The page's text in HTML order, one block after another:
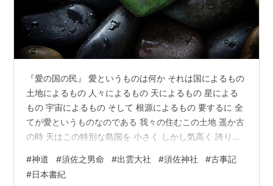
『愛の国の民』 愛というものは何か それは国によるもの
土地によるもの 人々によるもの 天によるもの 星による
もの 宇宙によるもの そして 根源によるもの 要するに 全
てが愛というものなのである 我々の住むこの土地 遥か古
の時 天はこの特別な島国を 小さく しかし気高く 誇り高
天の愛に育まれた 地のものを摂り 風を受け 陽を浴び
木々の声を聴き この身を潤し生きた 日本の人々よ この
#神道 #須佐之男命 #出雲大社 #須佐神社 #古事記
#日本書紀